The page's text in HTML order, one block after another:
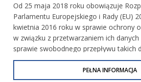
Od 25 maja 2018 roku obowiązuje
Parlamentu Europejskiego i Rady (EU)
kwietnia 2016 roku w sprawie ochrony
w związku z przetwarzaniem ich
sprawie swobodnego przepływu takich
uchylenia dyrektywy 95/46/WE
lub Ogólne Rozporządzenie o Ochronie
PEŁNA INFORMACJA